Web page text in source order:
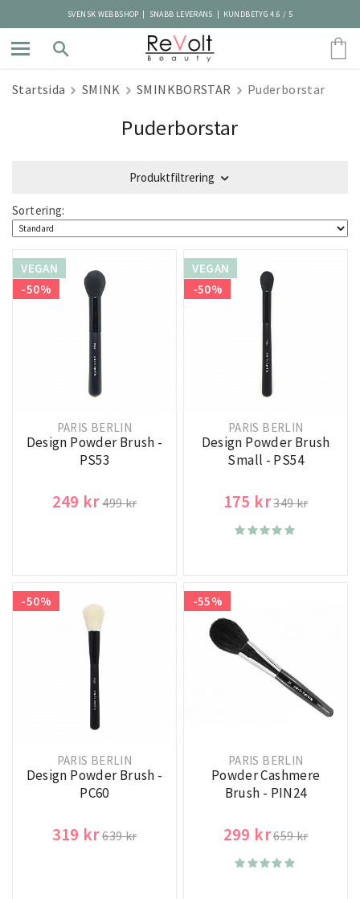
SVENSK WEBBSHOP | SNABB LEVERANS | KUNDBETYG 4.6 / 5
Startsida SMINK SMINKBORSTAR Puderborstar
Puderborstar
Produktfiltrering
Sortering:
VEGAN
-50%
PARIS BERLIN
Design Powder Brush -
PS53
249 kr499 kr
VEGAN
-50%
PARIS BERLIN
Design Powder Brush
Small - PS54
175 kr349 kr
-50%
PARIS BERLIN
Design Powder Brush -
PC60
319 kr639 kr
-55%
PARIS BERLIN
Powder Cashmere
Brush - PIN24
299 kr659 kr